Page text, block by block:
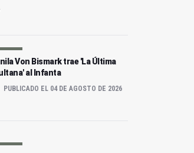
Von Bismark trae 'La Última
al Infanta
PUBLICADO EL 04 DE AGOSTO DE 2026